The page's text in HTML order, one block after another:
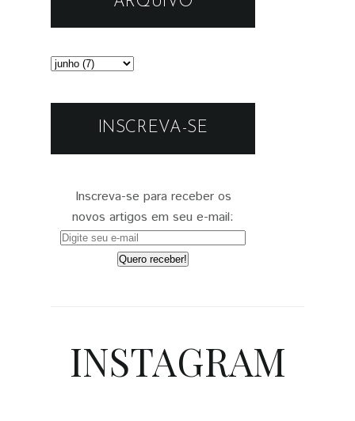
INSCREVA-SE
Inscreva-se para receber os
novos artigos em seu e-mail:
INSTAGRAM